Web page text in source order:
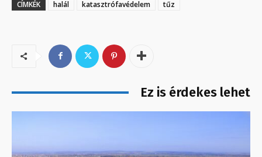
CÍMKÉK halál katasztrófavédelem tűz
Ez is érdekes lehet